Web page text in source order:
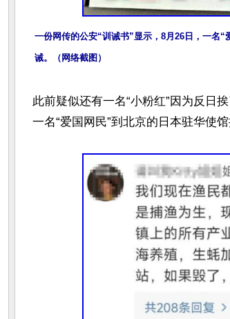
一份网传的公安“训诫书”显示，8月26日，一名“
诫。（网络截图）
此前疑似还有一名“小粉红”因为反日
一名“爱国网民”到北京的日本驻华使